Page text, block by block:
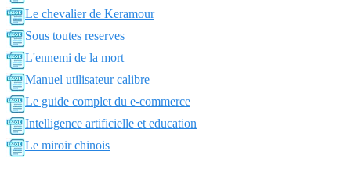
Le chevalier de Keramour
Sous toutes reserves
L'ennemi de la mort
Manuel utilisateur calibre
Le guide complet du e-commerce
Intelligence artificielle et education
Le miroir chinois